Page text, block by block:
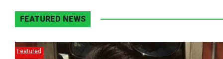
FEATURED NEWS
Featured